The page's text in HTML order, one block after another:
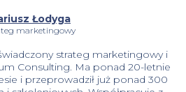
Łodyga
marketingowy
strateg marketingowy i
Consulting. Ma ponad 20-letnie
i przeprowadził już ponad 300